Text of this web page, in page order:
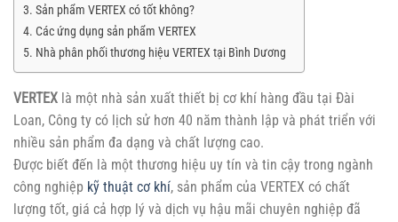
Sản phẩm VERTEX có tốt không?
Các ứng dụng sản phẩm VERTEX
Nhà phân phối thương hiệu VERTEX tại Bình Dương
VERTEX là một nhà sản xuất thiết bị cơ khí hàng đầu tại Đài
Loan, Công ty có lịch sử hơn 40 năm thành lập và phát triển với
nhiều sản phẩm đa dạng và chất lượng cao.
Được biết đến là một thương hiệu uy tín và tin cậy trong ngành
công nghiệp kỹ thuật cơ khí, sản phẩm của VERTEX có chất
lượng tốt, giá cả hợp lý và dịch vụ hậu mãi chuyên nghiệp đã